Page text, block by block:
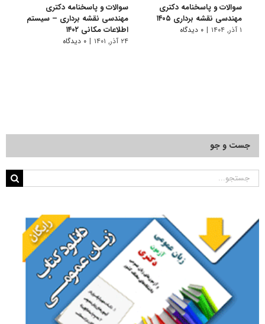
سوالات و پاسخنامه دکتری
مهندسی نقشه برداری ۱۴۰۵
۱ آذر, ۱۴۰۴ | ۰ دیدگاه
سوالات و پاسخنامه دکتری
مهندسی نقشه برداری – سیستم
اطلاعات مکانی ۱۴۰۲
۲۴ آذر, ۱۴۰۱ | ۰ دیدگاه
جست و جو
جستجو